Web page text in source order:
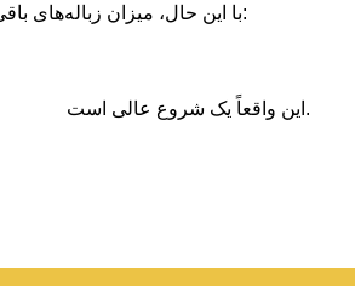
با این حال، میزان زباله‌های باقی‌مانده نصف شده است - حتی بدون احتساب شیشه و فلز از جمع‌آوری خانگی:
این واقعاً یک شروع عالی است.